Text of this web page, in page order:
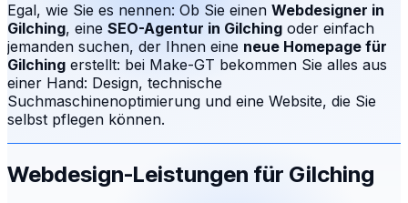
Egal, wie Sie es nennen: Ob Sie einen Webdesigner in
Gilching, eine SEO-Agentur in Gilching oder einfach
jemanden suchen, der Ihnen eine neue Homepage für
Gilching erstellt: bei Make-GT bekommen Sie alles aus
einer Hand: Design, technische
Suchmaschinenoptimierung und eine Website, die Sie
selbst pflegen können.
Webdesign-Leistungen für Gilching